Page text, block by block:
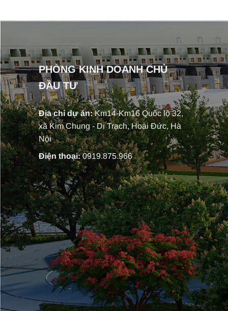
PHÒNG KINH DOANH CHỦ
ĐẦU TƯ
Địa chỉ dự án:Km14-Km16 Quốc lộ 32,
xã Kim Chung - Di Trạch, Hoài Đức, Hà
Nội
Điện thoại:0919.875.966